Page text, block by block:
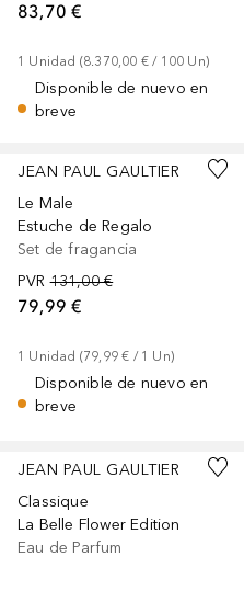
83,70 €
1 Unidad (8.370,00 € / 100 Un)
Disponible de nuevo en
breve
JEAN PAUL GAULTIER
Le Male
Estuche de Regalo
Set de fragancia
PVR 131,00 €
79,99 €
1 Unidad (79,99 € / 1 Un)
Disponible de nuevo en
breve
JEAN PAUL GAULTIER
Classique
La Belle Flower Edition
Eau de Parfum